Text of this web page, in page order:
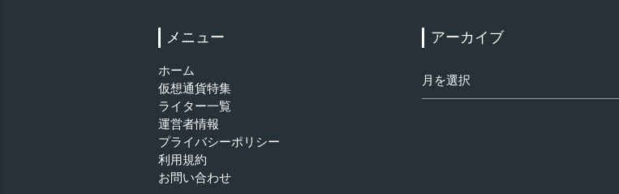
メニュー
ホーム
仮想通貨特集
ライター一覧
運営者情報
プライバシーポリシー
利用規約
お問い合わせ
アーカイブ
ー
カ